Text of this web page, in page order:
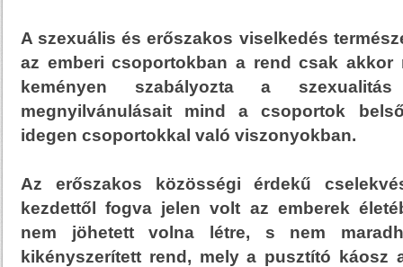
A szexuális és erőszakos viselkedés
az emberi csoportokban a rend csak akkor
keményen szabályozta a
megnyilvánulásait mind a csoportok
idegen csoportokkal való viszonyokban.
Az erőszakos közösségi érdekű
kezdettől fogva jelen volt az emberek
nem jöhetett volna létre, s nem
kikényszerített rend, mely a pusztító káosz